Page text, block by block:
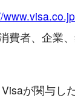
費者、企業
が関与し